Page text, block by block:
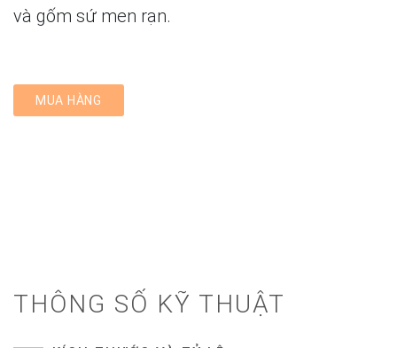
và gốm sứ men rạn.
MUA HÀNG
THÔNG SỐ KỸ THUẬT